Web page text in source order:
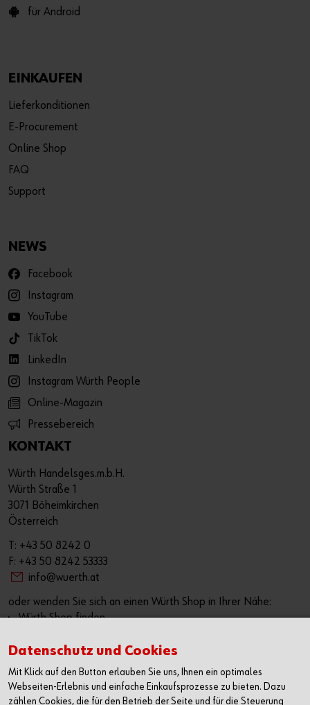
für Android
EINKAUFEN
Lieferkonditionen
E-Procurement
Online Shop
FAQ
Support
NEWS
Facebook
Instagram
YouTube
TikTok
LinkedIn
Instagram Würth People
Online-Magazin
Pressebereich
KONTAKT
Würth Handelsges.m.b.H.
Würth Straße 1
3071 Böheimkirchen
Österreich
T: +43 50 8242 0
F: +43 50 8242 53333
info@wuerth.at
oder wenden Sie sich an einen Würth Shop in Ihrer Nähe:
Würth Shop finden
Verkauf nur an Unternehmer, Gewerbetreibende, Freiberufler
und öffentliche Institutionen, nicht jedoch an Verbraucher im
Sinne des § 1 Abs. 1 Z 2 KSchG. Alle Preise in € zzgl. MwSt.
Angebot freibleibend. Preisirrtümer und Druckfehler
Datenschutz und Cookies
Mit Klick auf den Button erlauben Sie uns, Ihnen ein optimales
Webseiten-Erlebnis und einfache Einkaufsprozesse zu bieten. Dazu
zählen Cookies, die für den Betrieb der Seite und für die Steuerung